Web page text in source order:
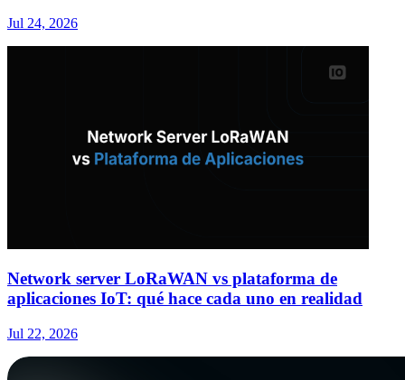
Jul 24, 2026
Network server LoRaWAN vs plataforma de
aplicaciones IoT: qué hace cada uno en realidad
Jul 22, 2026